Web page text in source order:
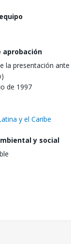
aprobación
la presentación ante
de 1997
y el Caribe
y social